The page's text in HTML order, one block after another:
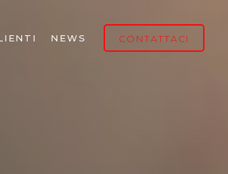
NEWS CONTATTACI